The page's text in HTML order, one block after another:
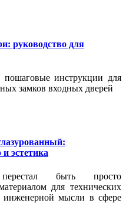
руководство для
инструкции для
замков входных дверей
эстетика
быть просто
для технических
инженерной мысли в сфере